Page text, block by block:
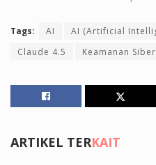
Tags: AI AI (Artificial
Claude 4.5
Keamanan Siber
ARTIKEL TERKAIT